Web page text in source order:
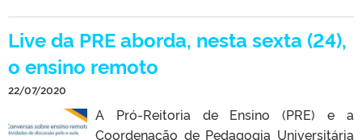
Live da PRE aborda, nesta sexta (24),
o ensino remoto
22/07/2020
A Pró-Reitoria de Ensino (PRE) e a
Coordenação de Pedagogia Universitária